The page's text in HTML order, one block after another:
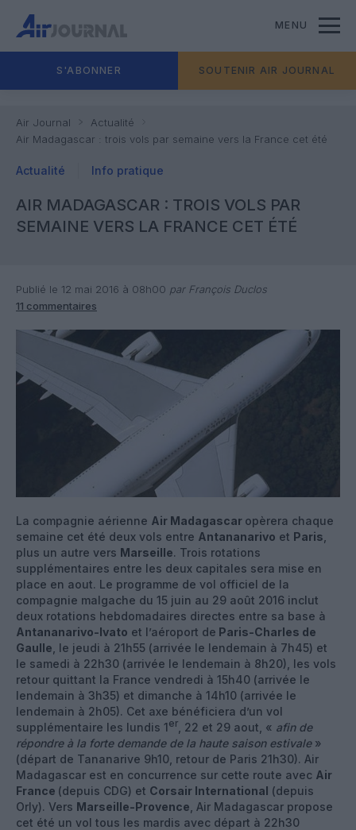
MENU
S'ABONNER SOUTENIR AIR JOURNAL
Air Journal
Actualité
Air Madagascar : trois vols par semaine vers la France cet été
Actualité Info pratique
AIR MADAGASCAR : TROIS VOLS PAR
SEMAINE VERS LA FRANCE CET ÉTÉ
Publié le 12 mai 2016 à 08h00 par François Duclos
11 commentaires
La compagnie aérienne Air Madagascar opèrera chaque
semaine cet été deux vols entre Antananarivo et Paris
plus un autre vers Marseille. Trois rotations
supplémentaires entre les deux capitales sera mise en
place en aout. Le programme de vol officiel de la
compagnie malgache du 15 juin au 29 août 2016 inclut
deux rotations hebdomadaires directes entre sa base à
Antananarivo-Ivato et l’aéroport de Paris-Charles de
Gaulle , le jeudi à 21h55 (arrivée le lendemain à 7h45) et
le samedi à 22h30 (arrivée le lendemain à 8h20), les vols
retour quittant la France vendredi à 15h40 (arrivée le
lendemain à 3h35) et dimanche à 14h10 (arrivée le
lendemain à 2h05). Cet axe bénéficiera d’un vol
supplémentaire les lundis 1er , 22 et 29 aout, « afin de
répondre à la forte demande de la haute saison estivale»
(départ de Tananarive 9h10, retour de Paris 21h30). Air
Madagascar est en concurrence sur cette route avec Air
France (depuis CDG) et Corsair International (depuis
Orly). Vers Marseille-Provence , Air Madagascar propose
cet été un vol tous les mardis avec départ à 22h30